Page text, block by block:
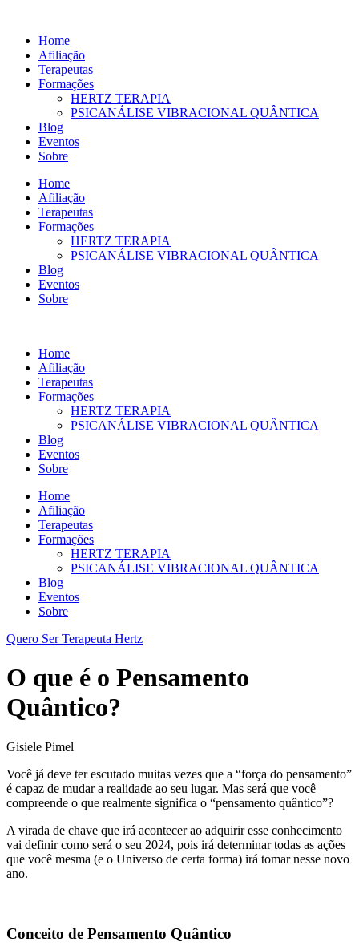
conteúdo
Home
Afiliação
Terapeutas
Formações
HERTZ TERAPIA
PSICANÁLISE VIBRACIONAL QUÂNTICA
Blog
Eventos
Sobre
Home
Afiliação
Terapeutas
Formações
HERTZ TERAPIA
PSICANÁLISE VIBRACIONAL QUÂNTICA
Blog
Eventos
Sobre
Home
Afiliação
Terapeutas
Formações
HERTZ TERAPIA
PSICANÁLISE VIBRACIONAL QUÂNTICA
Blog
Eventos
Sobre
Home
Afiliação
Terapeutas
Formações
HERTZ TERAPIA
PSICANÁLISE VIBRACIONAL QUÂNTICA
Blog
Eventos
Sobre
Quero Ser Terapeuta Hertz
O que é o Pensamento
Quântico?
Gisiele Pimel
Você já deve ter escutado muitas vezes que a “força do pensamento”
é capaz de mudar a realidade ao seu lugar. Mas será que você
compreende o que realmente significa o “pensamento quântico”?
A virada de chave que irá acontecer ao adquirir esse conhecimento
vai definir como será o seu 2024, pois irá determinar todas as ações
que você mesma (e o Universo de certa forma) irá tomar nesse novo
ano.
Conceito de Pensamento Quântico